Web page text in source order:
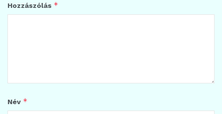
Hozzászólás *
Név *